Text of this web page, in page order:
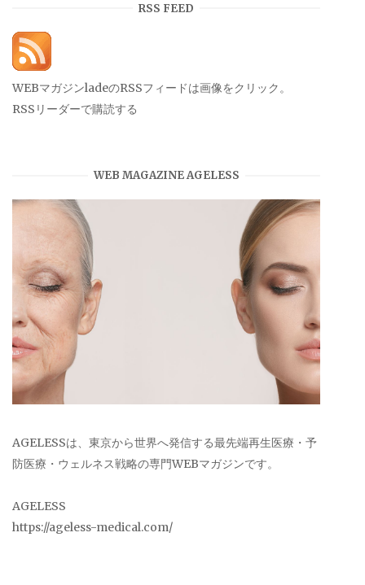
RSS FEED
WEBマガジンladeのRSSフィードは画像をクリック。
RSSリーダーで購読する
WEB MAGAZINE AGELESS
AGELESSは、東京から世界へ発信する最先端再生医療・予
防医療・ウェルネス戦略の専門WEBマガジンです。
AGELESS
https://ageless-medical.com/